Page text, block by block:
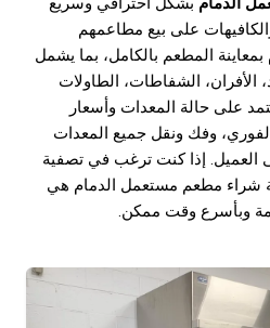
على بيع مطاعمهم
المطعم بالكامل، بما يشمل
الأفران، الشفاطات، الطاولات
على حالة المعدات وأسعار
الفوري، وفك ونقل جميع المعدات
العميل. إذا كنت ترغب في تصفية
شراء مطعم مستعمل الدمام هي
وبأسرع وقت ممكن.